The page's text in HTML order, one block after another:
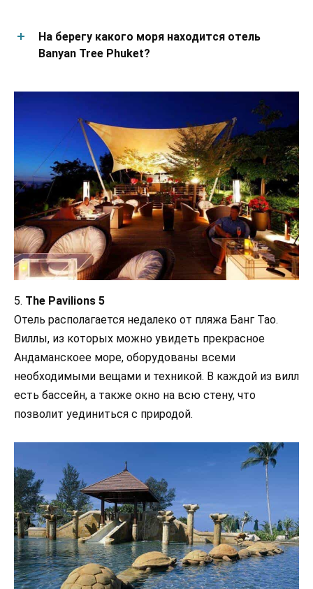
На берегу какого моря находится отель
Banyan Tree Phuket?
5. The Pavilions 5
Отель располагается недалеко от пляжа Банг Тао.
Виллы, из которых можно увидеть прекрасное
Андаманскоее море, оборудованы всеми
необходимыми вещами и техникой. В каждой из вилл
есть бассейн, а также окно на всю стену, что
позволит уединиться с природой.